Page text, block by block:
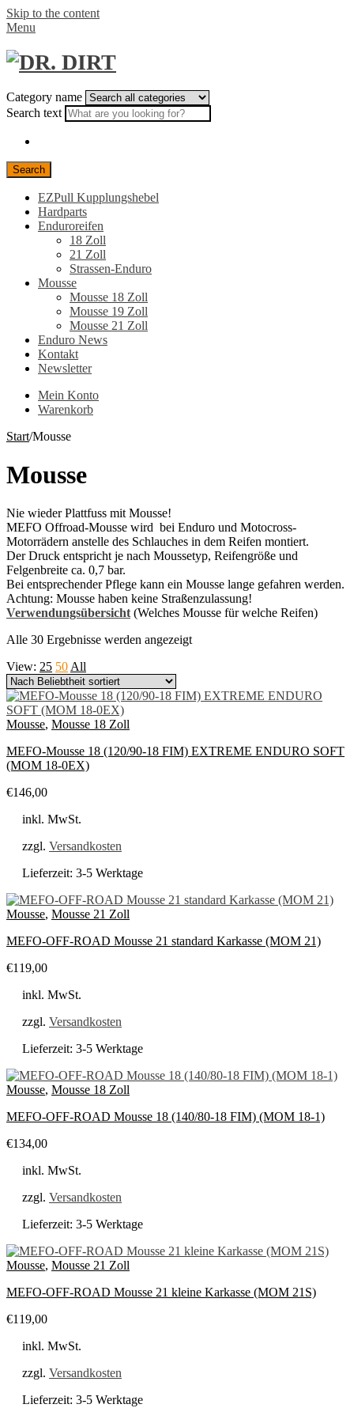
Skip to the content
Menu
Category name
Search text
Search
EZPull Kupplungshebel
Hardparts
Enduroreifen
18 Zoll
21 Zoll
Strassen-Enduro
Mousse
Mousse 18 Zoll
Mousse 19 Zoll
Mousse 21 Zoll
Enduro News
Kontakt
Newsletter
Mein Konto
Warenkorb
Start/Mousse
Mousse
Nie wieder Plattfuss mit Mousse!
MEFO Offroad-Mousse wird bei Enduro und Motocross-
Motorrädern anstelle des Schlauches in dem Reifen montiert.
Der Druck entspricht je nach Moussetyp, Reifengröße und
Felgenbreite ca. 0,7 bar.
Bei entsprechender Pflege kann ein Mousse lange gefahren werden.
Achtung: Mousse haben keine Straßenzulassung!
Verwendungsübersicht (Welches Mousse für welche Reifen)
Alle 30 Ergebnisse werden angezeigtNach
View: 25 50 All
Mousse, Mousse 18 Zoll
MEFO-Mousse 18 (120/90-18 FIM) EXTREME ENDURO SOFT
(MOM 18-0EX)
€146,00
inkl. MwSt.
zzgl. Versandkosten
Lieferzeit: 3-5 Werktage
Mousse, Mousse 21 Zoll
MEFO-OFF-ROAD Mousse 21 standard Karkasse (MOM 21)
€119,00
inkl. MwSt.
zzgl. Versandkosten
Lieferzeit: 3-5 Werktage
Mousse, Mousse 18 Zoll
MEFO-OFF-ROAD Mousse 18 (140/80-18 FIM) (MOM 18-1)
€134,00
inkl. MwSt.
zzgl. Versandkosten
Lieferzeit: 3-5 Werktage
Mousse, Mousse 21 Zoll
MEFO-OFF-ROAD Mousse 21 kleine Karkasse (MOM 21S)
€119,00
inkl. MwSt.
zzgl. Versandkosten
Lieferzeit: 3-5 Werktage